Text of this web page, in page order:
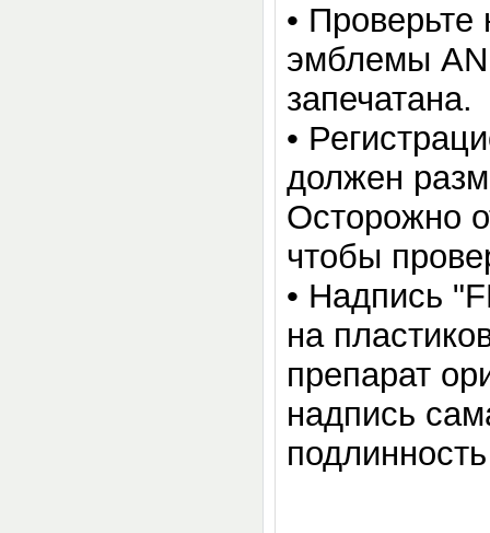
• Проверьте
эмблемы
запечатана.
•
должен
Осторожно
чтобы
• Надпись
на
препарат
надпись